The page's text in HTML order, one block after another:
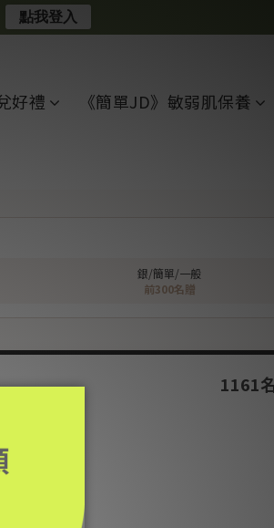
好禮
《簡單JD》敏弱肌保養
銀/簡單/一般
前300名贈
1161名
點我登入